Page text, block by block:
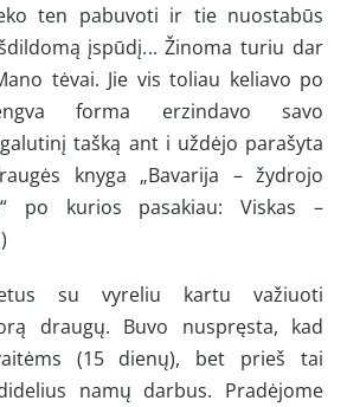
ten pabuvoti ir tie nuostabūs
įspūdį... Žinoma turiu dar
tėvai. Jie vis toliau keliavo po
forma erzindavo savo
tašką ant i uždėjo parašyta
knyga „Bavarija – žydrojo
po kurios pasakiau: Viskas –
su vyreliu kartu važiuoti
draugų. Buvo nuspręsta, kad
(15 dienų), bet prieš tai
namų darbus. Pradėjome